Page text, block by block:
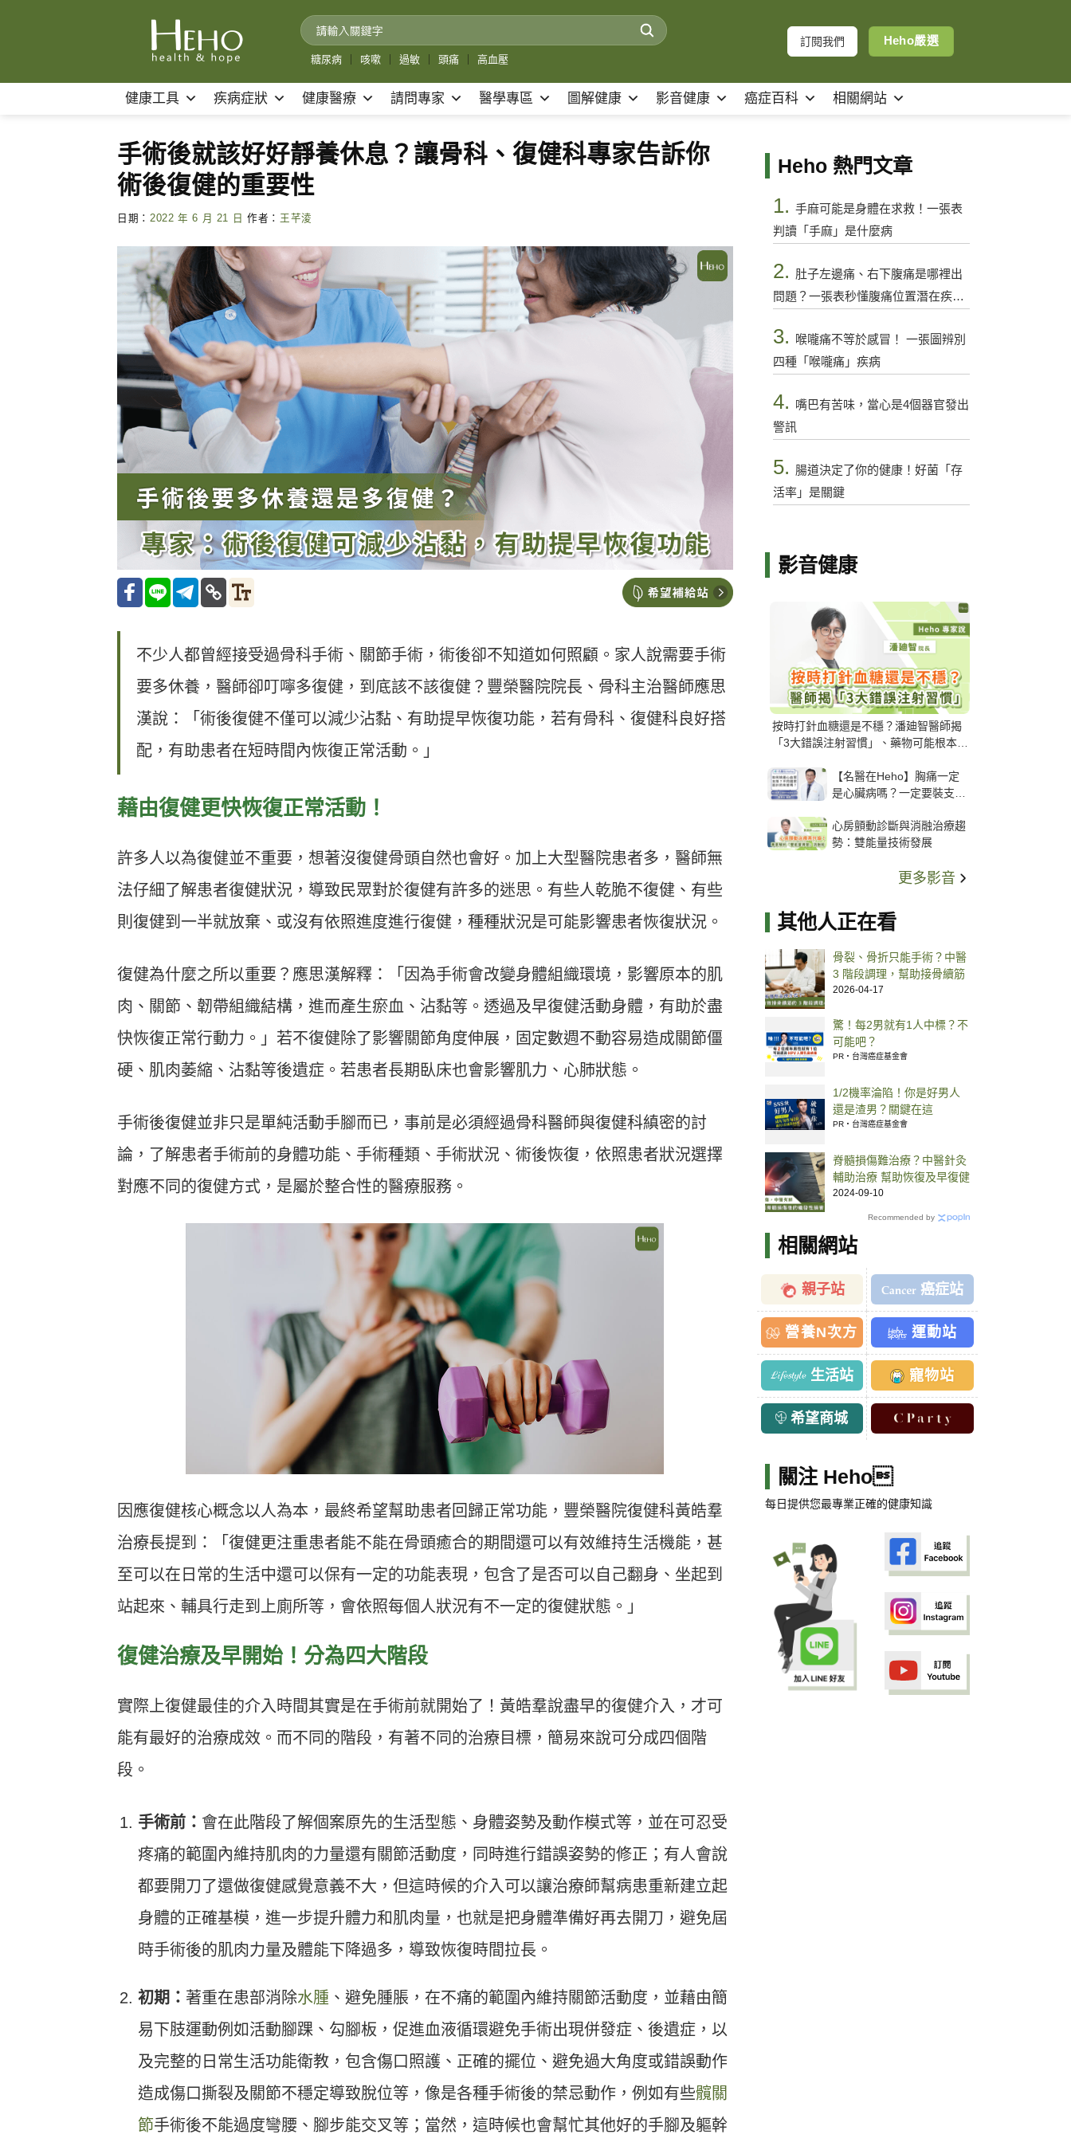
糖尿病 咳嗽 過敏 頭痛 高血壓
訂閱我們 Heho嚴選
健康工具 疾病症狀 健康醫療 請問專家 醫學專區 圖解健康 影音健康 癌症百科 相關網站
手術後就該好好靜養休息？讓骨科、復健科專家告訴你
術後復健的重要性
日期： 2022 年 6 月 21 日 作者： 王芊淩
不少人都曾經接受過骨科手術、關節手術，術後卻不知道如何照顧。家人說需要手術
要多休養，醫師卻叮嚀多復健，到底該不該復健？豐榮醫院院長、骨科主治醫師應思
漢說：「術後復健不僅可以減少沾黏、有助提早恢復功能，若有骨科、復健科良好搭
配，有助患者在短時間內恢復正常活動。」
藉由復健更快恢復正常活動！
許多人以為復健並不重要，想著沒復健骨頭自然也會好。加上大型醫院患者多，醫師無
法仔細了解患者復健狀況，導致民眾對於復健有許多的迷思。有些人乾脆不復健、有些
則復健到一半就放棄、或沒有依照進度進行復健，種種狀況是可能影響患者恢復狀況。
復健為什麼之所以重要？應思漢解釋：「因為手術會改變身體組織環境，影響原本的肌
肉、關節、韌帶組織結構，進而產生瘀血、沾黏等。透過及早復健活動身體，有助於盡
快恢復正常行動力。」若不復健除了影響關節角度伸展，固定數週不動容易造成關節僵
硬、肌肉萎縮、沾黏等後遺症。若患者長期臥床也會影響肌力、心肺狀態。
手術後復健並非只是單純活動手腳而已，事前是必須經過骨科醫師與復健科縝密的討
論，了解患者手術前的身體功能、手術種類、手術狀況、術後恢復，依照患者狀況選擇
對應不同的復健方式，是屬於整合性的醫療服務。
因應復健核心概念以人為本，最終希望幫助患者回歸正常功能，豐榮醫院復健科黃皓羣
治療長提到：「復健更注重患者能不能在骨頭癒合的期間還可以有效維持生活機能，甚
至可以在日常的生活中還可以保有一定的功能表現，包含了是否可以自己翻身、坐起到
站起來、輔具行走到上廁所等，會依照每個人狀況有不一定的復健狀態。」
復健治療及早開始！分為四大階段
實際上復健最佳的介入時間其實是在手術前就開始了！黃皓羣說盡早的復健介入，才可
能有最好的治療成效。而不同的階段，有著不同的治療目標，簡易來說可分成四個階
段。
手術前： 會在此階段了解個案原先的生活型態、身體姿勢及動作模式等，並在可忍受
疼痛的範圍內維持肌肉的力量還有關節活動度，同時進行錯誤姿勢的修正；有人會說
都要開刀了還做復健感覺意義不大，但這時候的介入可以讓治療師幫病患重新建立起
身體的正確基模，進一步提升體力和肌肉量，也就是把身體準備好再去開刀，避免屆
時手術後的肌肉力量及體能下降過多，導致恢復時間拉長。
初期： 著重在患部消除水腫 、避免腫脹，在不痛的範圍內維持關節活動度，並藉由簡
易下肢運動例如活動腳踝、勾腳板，促進血液循環避免手術出現併發症、後遺症，以
及完整的日常生活功能衛教，包含傷口照護、正確的擺位、避免過大角度或錯誤動作
造成傷口撕裂及關節不穩定導致脫位等，像是各種手術後的禁忌動作，例如有些髖關
節手術後不能過度彎腰、腳步能交叉等；當然，這時候也會幫忙其他好的手腳及軀幹
Heho 熱門文章
1. 手麻可能是身體在求救！一張表
判讀「手麻」是什麼病
2. 肚子左邊痛、右下腹痛是哪裡出
問題？一張表秒懂腹痛位置潛在疾病
3.
喉嚨痛不等於感冒！ 一張圖辨別
四種「喉嚨痛」疾病
4. 嘴巴有苦味，當心是4個器官發出
警訊
5. 腸道決定了你的健康！好菌「存
活率」是關鍵
影音健康
按時打針血糖還是不穩？潘廸智醫師揭
「3大錯誤注射習慣」、藥物可能根本沒
【名醫在Heho】胸痛一定
是心臟病嗎？一定要裝支
解析支架種類、風險與選擇
關鍵
心房顫動診斷與消融治療趨
勢：雙能量技術發展
更多影音
其他人正在看
骨裂、骨折只能手術？中醫
3 階段調理，幫助接骨續筋
2026-04-17
驚！每2男就有1人中標？不
可能吧？
PR・台灣癌症基金會
1/2機率淪陷！你是好男人
還是渣男？關鍵在這
PR・台灣癌症基金會
脊髓損傷難治療？中醫針灸
輔助治療 幫助恢復及早復健
2024-09-10
Recommended by
相關網站
親子站 癌症站
營養N次方 運動站
生活站 寵物站
希望商城
關注 Heho
每日提供您最專業正確的健康知識